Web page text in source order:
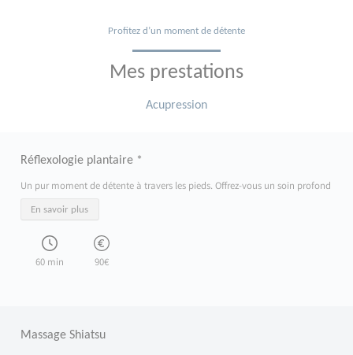
Profitez d’un moment de détente
Mes prestations
Acupression
Réflexologie plantaire *
Un pur moment de détente à travers les pieds. Offrez-vous un soin profond
En savoir plus
60 min 90€
Massage Shiatsu